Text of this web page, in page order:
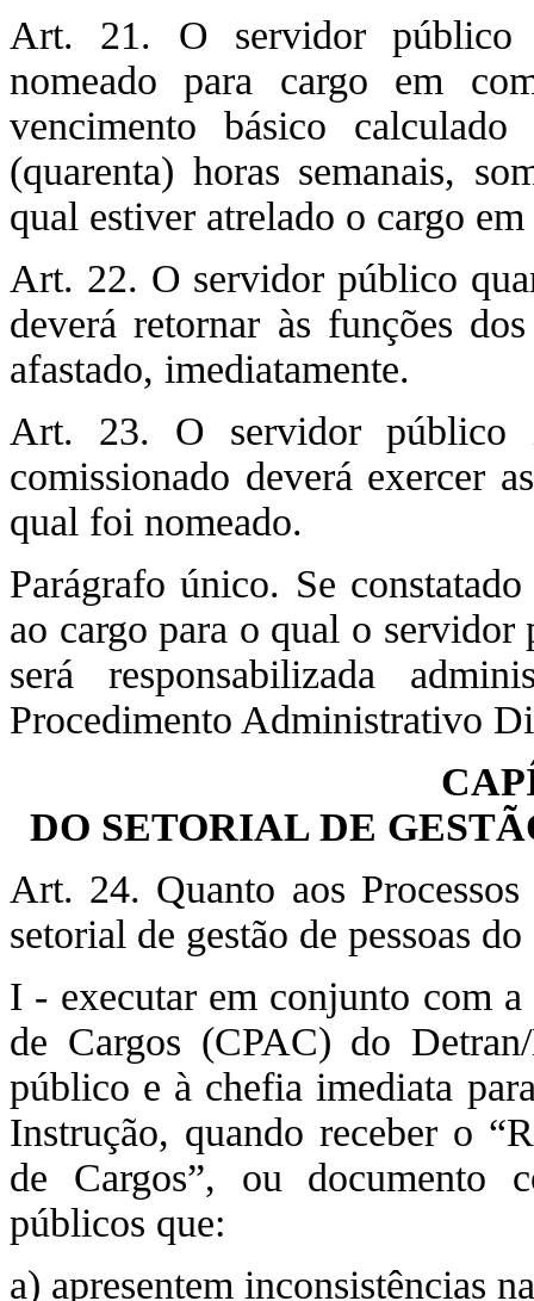
Art. 21. O servidor público
nomeado para cargo em
vencimento básico
(quarenta) horas semanais,
qual estiver atrelado o cargo
Art. 22. O servidor público
deverá retornar às funções
afastado, imediatamente.
Art. 23. O servidor público
comissionado deverá exercer
qual foi nomeado.
Parágrafo único. Se
ao cargo para o qual o
será responsabilizada
Procedimento Administrativo
DO SETORIAL DE
Art. 24. Quanto aos
setorial de gestão de pessoas
I - executar em conjunto com a
de Cargos (CPAC) do
público e à chefia imediata
Instrução, quando receber o
de Cargos”, ou documento
públicos que:
a) apresentem inconsistências